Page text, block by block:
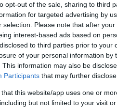
opt-out of the sale, sharing to third
for targeted advertising by
selection. Please note that after
interest-based ads based on
to third parties prior to
of your personal information by
This information may also be
Participants that may further
that this website/app uses one or
but not limited to your visit
blir
09 december 2025 17.30